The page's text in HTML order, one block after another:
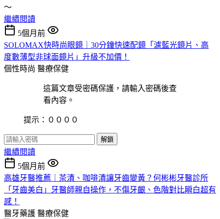
～
繼續閱讀
5個月前
SOLOMAX快時尚眼鏡｜30分鐘快速配鏡「濾藍光鏡片、高
度數薄型非球面鏡片」升級不加價！
個性時尚 醫療保健
這篇文章受密碼保護，請輸入密碼後查
看內容。
提示：００００
解鎖
繼續閱讀
5個月前
高雄牙醫推薦｜茶漬、咖啡漬讓牙齒變黃？何彬彬牙醫診所
「牙齒美白」牙醫師親自操作，不傷牙齦、色階對比瞬白超有
感！
醫牙藥護 醫療保健